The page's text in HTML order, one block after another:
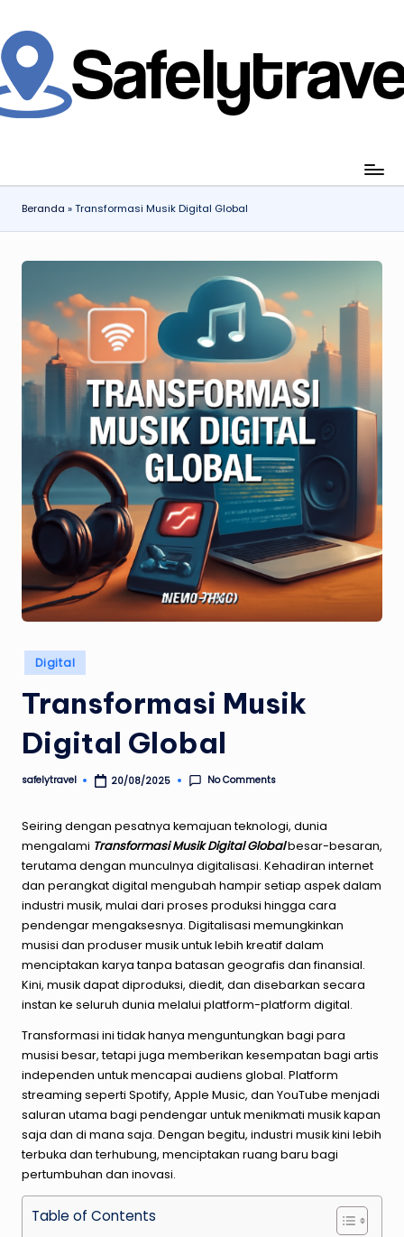
Skip
to
content
Beranda »Transformasi Musik Digital Global
Posted
in
Digital
Transformasi Musik
Digital Global
Posted
safelytravel 20/08/2025 No Comments
Seiring dengan pesatnya kemajuan teknologi, dunia
mengalami Transformasi Musik Digital Globalbesar-besaran,
terutama dengan munculnya digitalisasi. Kehadiran internet
dan perangkat digital mengubah hampir setiap aspek dalam
industri musik, mulai dari proses produksi hingga cara
pendengar mengaksesnya. Digitalisasi memungkinkan
musisi dan produser musik untuk lebih kreatif dalam
menciptakan karya tanpa batasan geografis dan finansial.
Kini, musik dapat diproduksi, diedit, dan disebarkan secara
instan ke seluruh dunia melalui platform-platform digital.
Transformasi ini tidak hanya menguntungkan bagi para
musisi besar, tetapi juga memberikan kesempatan bagi artis
independen untuk mencapai audiens global. Platform
streaming seperti Spotify, Apple Music, dan YouTube menjadi
saluran utama bagi pendengar untuk menikmati musik kapan
saja dan di mana saja. Dengan begitu, industri musik kini lebih
terbuka dan terhubung, menciptakan ruang baru bagi
pertumbuhan dan inovasi.
Table of Contents